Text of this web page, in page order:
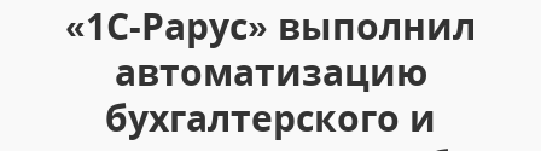
«1С-Рарус» выполнил
автоматизацию
бухгалтерского и